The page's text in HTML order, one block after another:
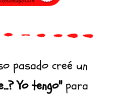
pasado creé un
Yo tengo"para